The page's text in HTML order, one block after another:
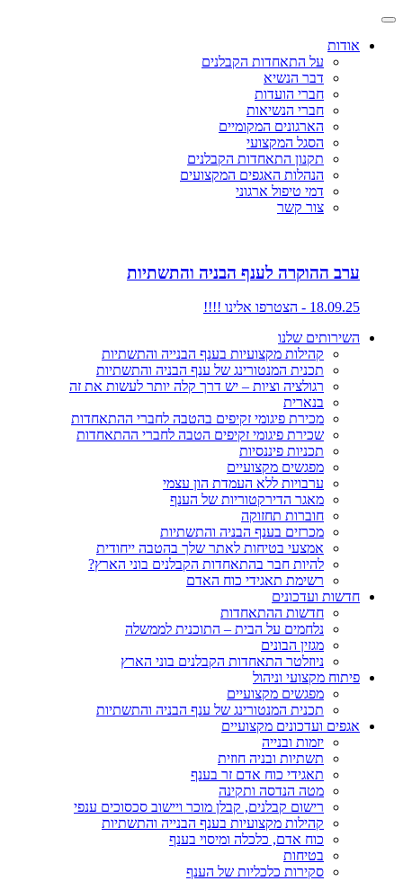
אודות
על התאחדות הקבלנים
דבר הנשיא
חברי הועדות
חברי הנשיאות
הארגונים המקומיים
הסגל המקצועי
תקנון התאחדות הקבלנים
הנהלות האגפים המקצועים
דמי טיפול ארגוני
צור קשר
ערב ההוקרה לענף הבניה והתשתיות
18.09.25 - הצטרפו אלינו !!!!
השירותים שלנו
קהילות מקצועיות בענף הבנייה והתשתיות
תכנית המנטורינג של ענף הבניה והתשתיות
רגולציה וציות – יש דרך קלה יותר לעשות את זה
בנארית
מכירת פיגומי זקיפים בהטבה לחברי ההתאחדות
שכירת פיגומי זקיפים הטבה לחברי ההתאחדות
תכניות פיננסיות
מפגשים מקצועיים
ערבויות ללא העמדת הון עצמי
מאגר הדירקטוריות של הענף
חוברות תחזוקה
מכרזים בענף הבניה והתשתיות
אמצעי בטיחות לאתר שלך בהטבה ייחודית
להיות חבר בהתאחדות הקבלנים בוני הארץ?
רשימת תאגידי כוח האדם
חדשות ועדכונים
חדשות ההתאחדות
נלחמים על הבית – התוכנית לממשלה
מגזין הבונים
ניוזלטר התאחדות הקבלנים בוני הארץ
פיתוח מקצועי וניהול
מפגשים מקצועיים
תכנית המנטורינג של ענף הבניה והתשתיות
אגפים ועדכונים מקצועיים
יזמות ובנייה
תשתיות ובניה חוזית
תאגידי כוח אדם זר בענף
מטה הנדסה ותקינה
רישום קבלנים, קבלן מוכר ויישוב סכסוכים ענפי
קהילות מקצועיות בענף הבנייה והתשתיות
כוח אדם, כלכלה ומיסוי בענף
בטיחות
סקירות כלכליות של הענף